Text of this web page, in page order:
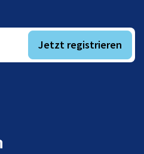
Jetzt registrieren